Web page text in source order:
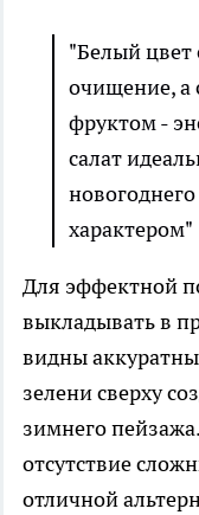
"Белый цвет
очищение, а
фруктом -
салат
характером"
Для эффектной
выкладывать в
видны
зелени сверху
зимнего
отсутствие
отличной